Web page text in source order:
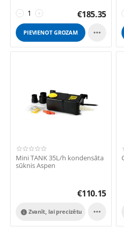
+
− €185.35
PIEVIENOT GROZAM 
Mini TANK 35L/h kondensāta
sūknis Aspen
€110.15
Zvanīt, lai precizētu
 